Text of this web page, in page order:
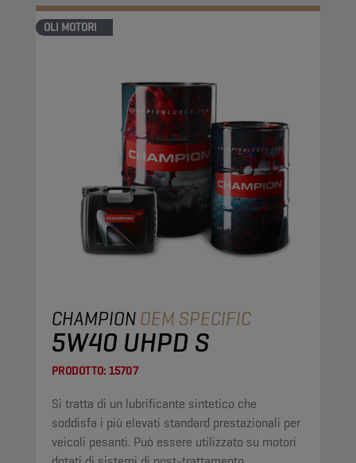
OLI MOTORI
CHAMPIONOEM SPECIFIC
5W40 UHPD S
PRODOTTO: 15707
Si tratta di un lubrificante sintetico che
soddisfa i più elevati standard prestazionali per
veicoli pesanti. Può essere utilizzato su motori